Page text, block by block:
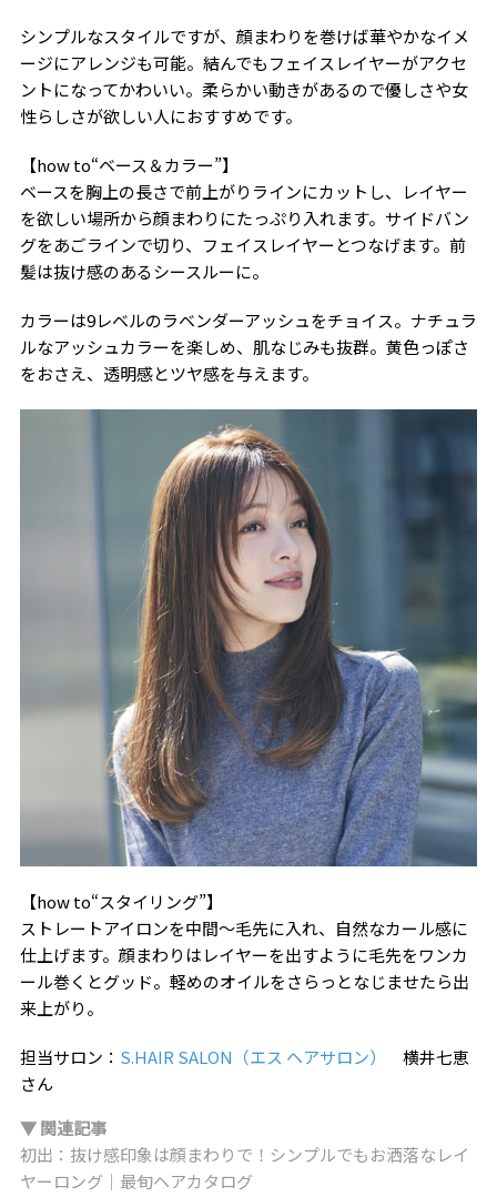
シンプルなスタイルですが、顔まわりを巻けば華やかなイメ
ージにアレンジも可能。結んでもフェイスレイヤーがアクセ
ントになってかわいい。柔らかい動きがあるので優しさや女
性らしさが欲しい人におすすめです。
【how to“ベース＆カラー”】
ベースを胸上の長さで前上がりラインにカットし、レイヤー
を欲しい場所から顔まわりにたっぷり入れます。サイドバン
グをあごラインで切り、フェイスレイヤーとつなげます。前
髪は抜け感のあるシースルーに。
カラーは9レベルのラベンダーアッシュをチョイス。ナチュラ
ルなアッシュカラーを楽しめ、肌なじみも抜群。黄色っぽさ
をおさえ、透明感とツヤ感を与えます。
【how to“スタイリング”】
ストレートアイロンを中間〜毛先に入れ、自然なカール感に
仕上げます。顔まわりはレイヤーを出すように毛先をワンカ
ール巻くとグッド。軽めのオイルをさらっとなじませたら出
来上がり。
担当サロン： S.HAIR SALON（エス ヘアサロン）
横井七恵
さん
▼ 関連記事
初出：抜け感印象は顔まわりで！シンプルでもお洒落なレイ
ヤーロング｜最旬ヘアカタログ